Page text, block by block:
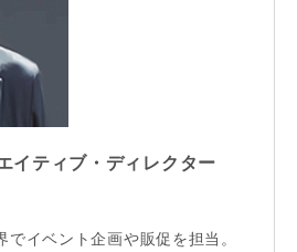
イティブ・ディレクター
イベント企画や販促を担当。